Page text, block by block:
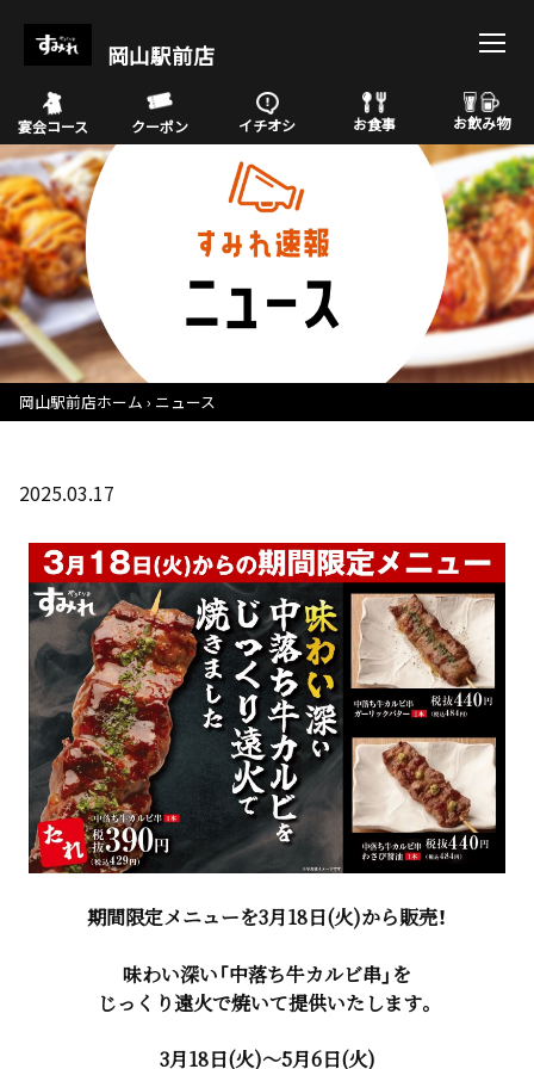
岡山駅前店
宴会コース クーポン イチオシ お食事 お飲み物
岡山駅前店ホーム ニュース
2025.03.17
期間限定メニューを3月18日(火)から販売！
味わい深い「中落ち牛カルビ串」を
じっくり遠火で焼いて提供いたします。
3月18日(火)～5月6日(火)